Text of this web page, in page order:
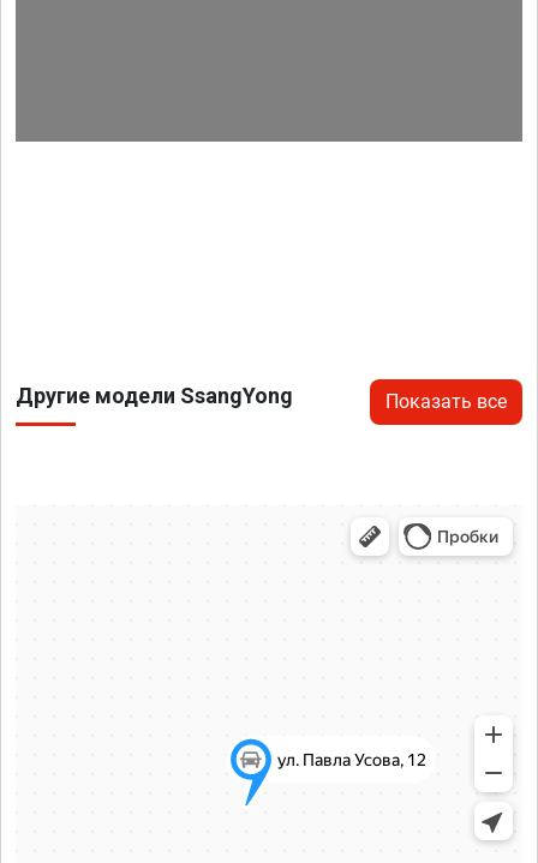
Другие модели SsangYong Показать все